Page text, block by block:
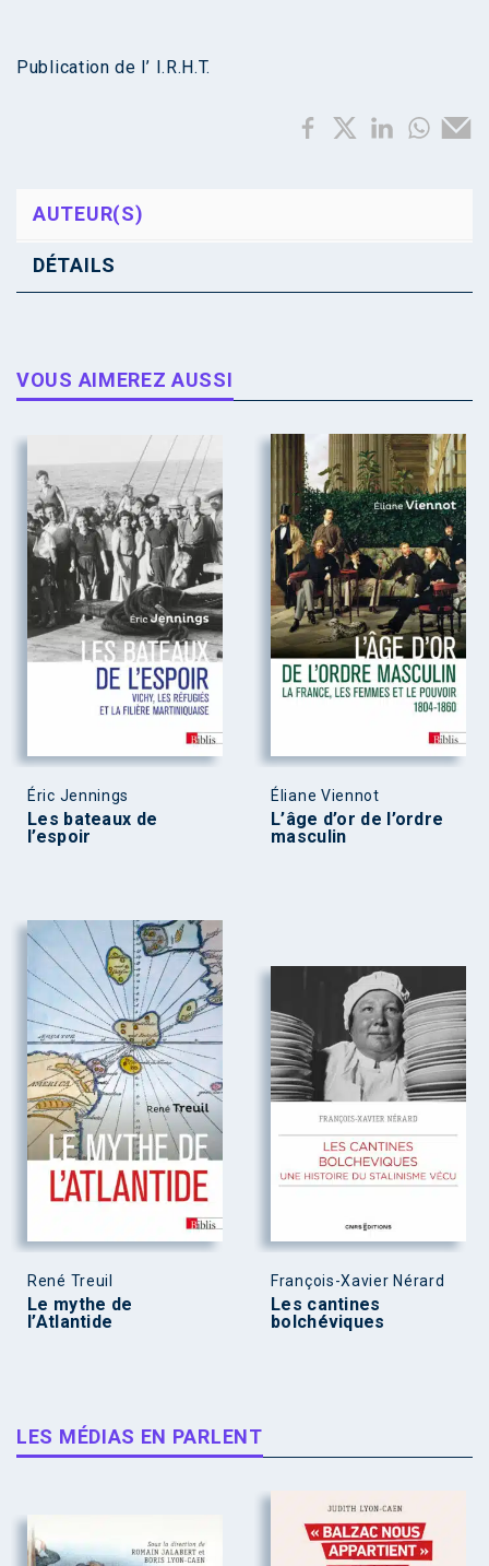
Publication de l’ I.R.H.T.
AUTEUR(S)
DÉTAILS
VOUS AIMEREZ AUSSI
Éric Jennings
Les bateaux de
l’espoir
Éliane Viennot
L’âge d’or de l’ordre
masculin
René Treuil
Le mythe de
l’Atlantide
François-Xavier Nérard
Les cantines
bolchéviques
LES MÉDIAS EN PARLENT